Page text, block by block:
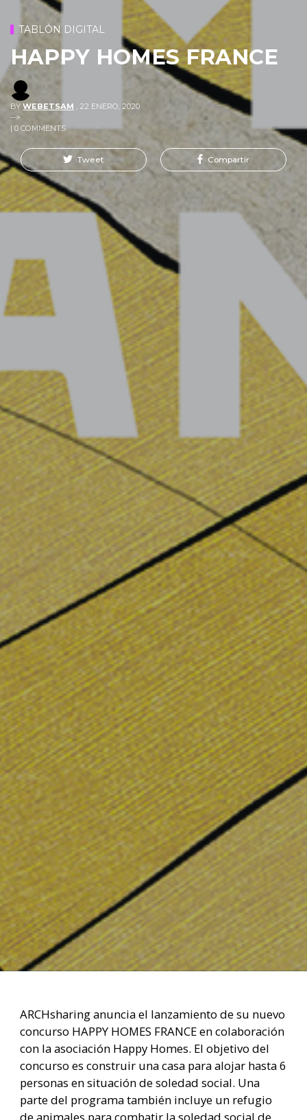
TABLÓN DIGITAL
HAPPY HOMES FRANCE
BY WEBETSAM , 22 ENERO, 2020
-->
| 0 COMMENTS
Tweet Compartir
ARCHsharing anuncia el lanzamiento de su nuevo
concurso HAPPY HOMES FRANCE en colaboración
con la asociación Happy Homes. El objetivo del
concurso es construir una casa para alojar hasta 6
personas en situación de soledad social. Una
parte del programa también incluye un refugio